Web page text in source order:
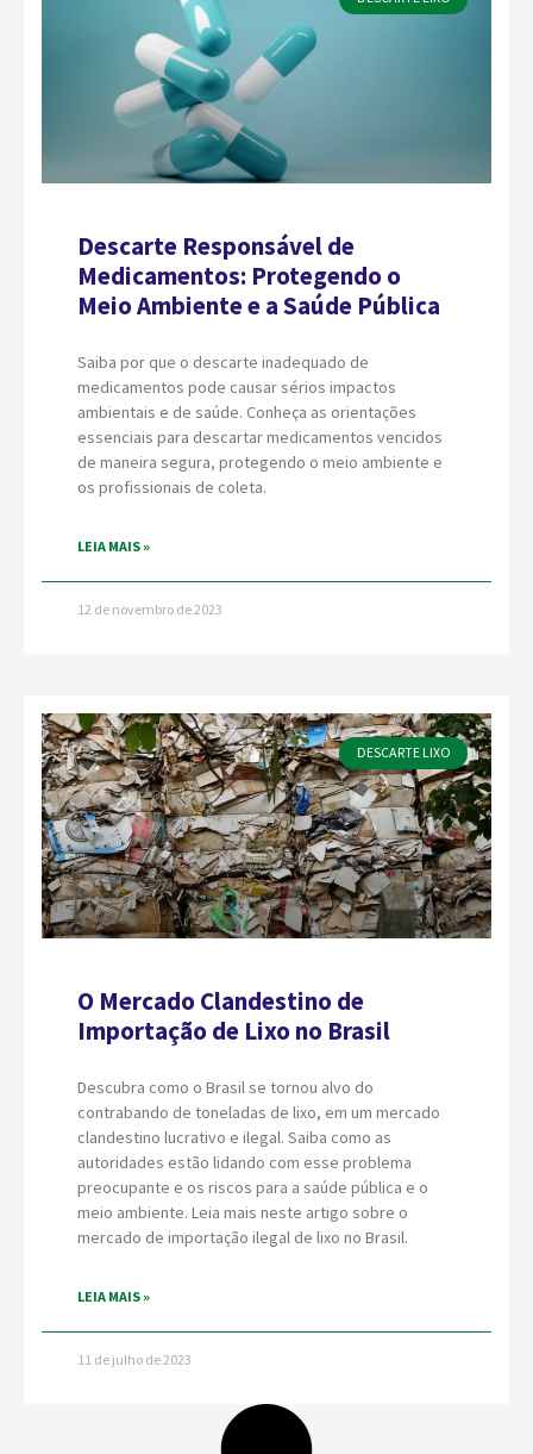
Descarte Responsável de
Medicamentos: Protegendo o
Meio Ambiente e a Saúde Pública
Saiba por que o descarte inadequado de
medicamentos pode causar sérios impactos
ambientais e de saúde. Conheça as orientações
essenciais para descartar medicamentos vencidos
de maneira segura, protegendo o meio ambiente e
os profissionais de coleta.
LEIA MAIS »
12 de novembro de 2023
DESCARTE LIXO
O Mercado Clandestino de
Importação de Lixo no Brasil
Descubra como o Brasil se tornou alvo do
contrabando de toneladas de lixo, em um mercado
clandestino lucrativo e ilegal. Saiba como as
autoridades estão lidando com esse problema
preocupante e os riscos para a saúde pública e o
meio ambiente. Leia mais neste artigo sobre o
mercado de importação ilegal de lixo no Brasil.
LEIA MAIS »
11 de julho de 2023